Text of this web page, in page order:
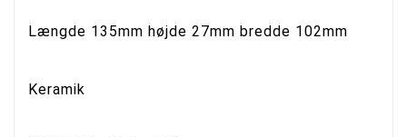
Længde 135mm højde 27mm bredde 102mm
Keramik